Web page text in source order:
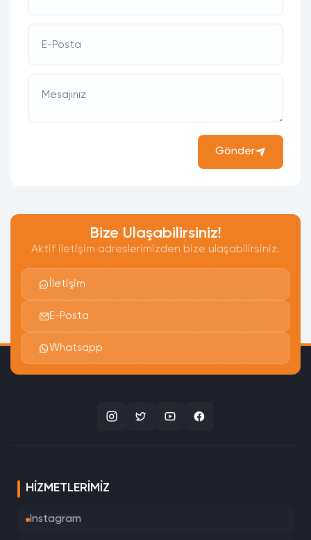
E-Posta
Mesajınız
Gönder
Bize Ulaşabilirsiniz!
Aktif iletişim adreslerimizden bize ulaşabilirsiniz.
İletişim
E-Posta
Whatsapp
HIZMETLERIMIZ
Instagram